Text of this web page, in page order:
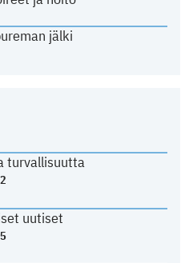
jälki
turvallisuutta
uutiset